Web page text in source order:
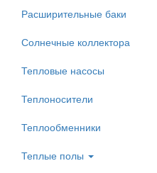
Расширительные баки
Солнечные коллектора
Тепловые насосы
Теплоносители
Теплообменники
Теплые полы